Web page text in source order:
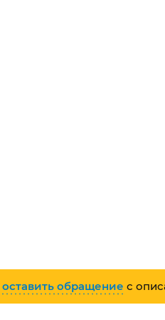
оставить обращение с